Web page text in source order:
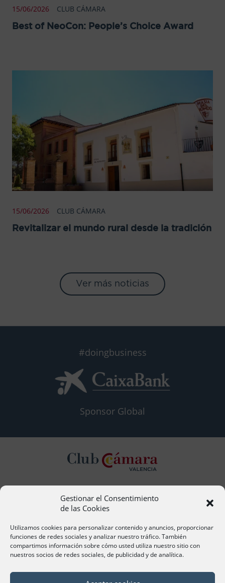
Gestionar el Consentimiento
de las Cookies
Utilizamos cookies para personalizar contenido y anuncios, proporcionar
funciones de redes sociales y analizar nuestro tráfico. También
compartimos información sobre cómo usted utiliza nuestro sitio con
nuestros socios de redes sociales, de publicidad y de analítica.
15/06/2026 CLUB CÁMARA
Best of NeoCon: People’s Choice Award
15/06/2026 CLUB CÁMARA
Revitalizar el mundo rural desde la tradición
Ver más noticias
#doingbusiness
Sponsor Global
Contacto
acervera@camaravalencia.com
961 366 212
Síguenos